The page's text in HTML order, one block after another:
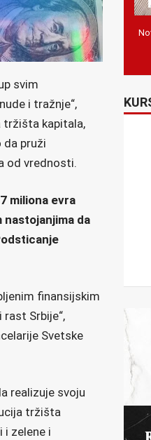
svim
i tražnje“,
tržišta kapitala,
da pruži
od vrednosti.
miliona evra
da
finansijskim
Srbije“,
Svetske
realizuje svoju
tržišta
i zelene i